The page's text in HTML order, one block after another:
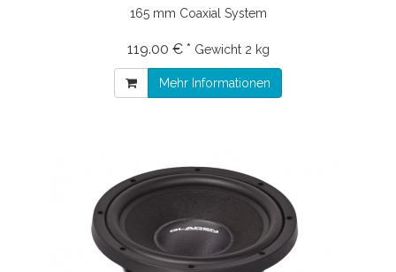
165 mm Coaxial System
119.00 € * Gewicht 2 kg
Mehr Informationen